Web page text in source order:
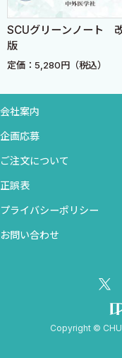
1．ノミの種類
2．ノミの使用方法と
C ケリソンロンジュー
1．ケリソンロンジュ
D 髄核鉗子
第4章 手術室における準
A 体位のセッティング
1．メイフィールド型
3．体位変換
B 高位確認
2．頚椎後方手術
3．胸椎後方手術
5．高位確認における
SCUグリーンノート
版
定価：5,280円（税込）
会社案内
企画応募
ご注文について
正誤表
プライバシーポリシー
お問い合わせ
Copyright ©